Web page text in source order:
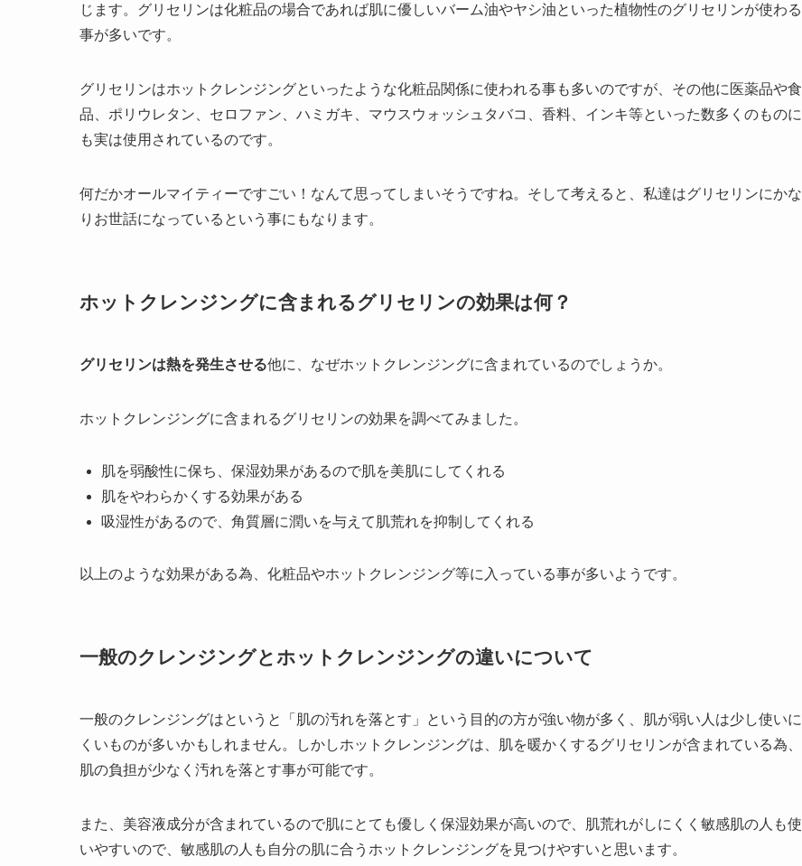
じます。グリセリンは化粧品の場合であれば肌に優しいバーム油やヤシ油といった植物性のグリセリンが使わる
事が多いです。
グリセリンはホットクレンジングといったような化粧品関係に使われる事も多いのですが、その他に医薬品や食
品、ポリウレタン、セロファン、ハミガキ、マウスウォッシュタバコ、香料、インキ等といった数多くのものに
も実は使用されているのです。
何だかオールマイティーですごい！なんて思ってしまいそうですね。そして考えると、私達はグリセリンにかな
りお世話になっているという事にもなります。
ホットクレンジングに含まれるグリセリンの効果は何？
グリセリンは熱を発生させる他に、なぜホットクレンジングに含まれているのでしょうか。
ホットクレンジングに含まれるグリセリンの効果を調べてみました。
肌を弱酸性に保ち、保湿効果があるので肌を美肌にしてくれる
肌をやわらかくする効果がある
吸湿性があるので、角質層に潤いを与えて肌荒れを抑制してくれる
以上のような効果がある為、化粧品やホットクレンジング等に入っている事が多いようです。
一般のクレンジングとホットクレンジングの違いについて
一般のクレンジングはというと「肌の汚れを落とす」という目的の方が強い物が多く、肌が弱い人は少し使いに
くいものが多いかもしれません。しかしホットクレンジングは、肌を暖かくするグリセリンが含まれている為、
肌の負担が少なく汚れを落とす事が可能です。
また、美容液成分が含まれているので肌にとても優しく保湿効果が高いので、肌荒れがしにくく敏感肌の人も使
いやすいので、敏感肌の人も自分の肌に合うホットクレンジングを見つけやすいと思います。